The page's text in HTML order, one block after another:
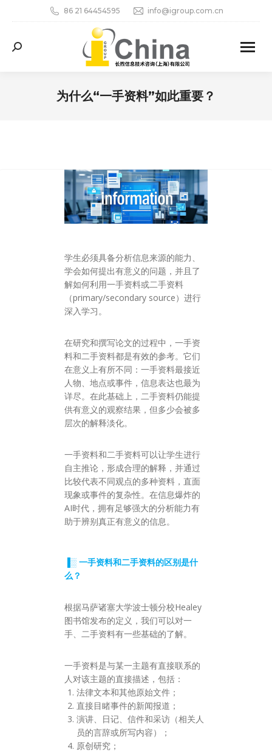
86 21 64454595 info@igroup.com.cn
Search:
为什么“一手资料”如此重要？
学生必须具备分析信息来源的能力、
学会如何提出有意义的问题，并且了
解如何利用一手资料或二手资料
（primary/secondary source）进行
深入学习。
在研究和撰写论文的过程中，一手资
料和二手资料都是有效的参考。它们
在意义上有所不同：一手资料最接近
人物、地点或事件，信息表达也最为
详尽。在此基础上，二手资料仍能提
供有意义的观察结果，但多少会被多
层次的解释淡化。
一手资料和二手资料可以让学生进行
自主推论，形成合理的解释，并通过
比较代表不同观点的多种资料，直面
现象或事件的复杂性。在信息爆炸的
AI时代，拥有足够强大的分析能力有
助于辨别真正有意义的信息。
▐░ 一手资料和二手资料的区别是什
么？
根据马萨诸塞大学波士顿分校Healey
图书馆发布的定义，我们可以对一
手、二手资料有一些基础的了解。
一手资料是与某一主题有直接联系的
人对该主题的直接描述，包括：
法律文本和其他原始文件；
直接目睹事件的新闻报道；
演讲、日记、信件和采访（相关人
员的言辞或所写内容）；
原创研究；